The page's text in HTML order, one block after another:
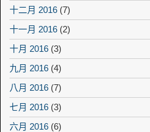
十二月 2016 (7)
十一月 2016 (2)
十月 2016 (3)
九月 2016 (4)
八月 2016 (7)
七月 2016 (3)
六月 2016 (6)